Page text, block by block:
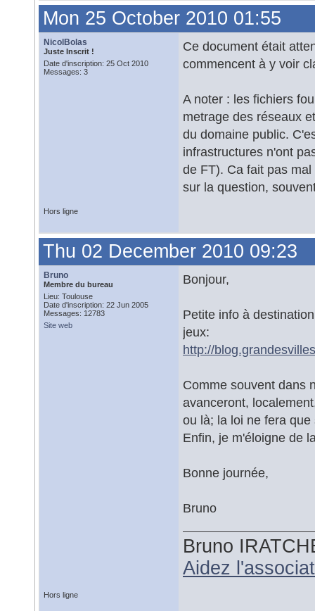
Mon 25 October 2010 01:55
NicolBolas
Juste Inscrit !
Date d'inscription: 25 Oct 2010
Messages: 3
Ce document était
commencent à y voir
A noter : les fichiers
metrage des réseaux
du domaine public.
infrastructures n'ont
de FT). Ca fait pas
sur la question,
Hors ligne
Thu 02 December 2010 09:23
Bruno
Membre du bureau
Lieu: Toulouse
Date d'inscription: 22 Jun 2005
Messages: 12783
Site web
Bonjour,
Petite info à
jeux:
http://
Comme souvent dans
avanceront,
ou là; la loi ne fera
Enfin, je m'éloigne de
Bonne journée,
Bruno
Bruno
Aidez
Hors ligne